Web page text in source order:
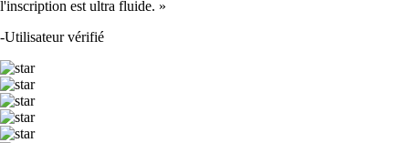
l'inscription est ultra fluide. »
-Utilisateur vérifié